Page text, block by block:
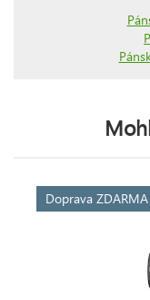
Doprava ZDARMA